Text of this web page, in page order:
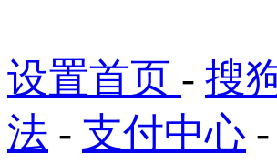
设置首页 - 搜
法 - 支付中心 -